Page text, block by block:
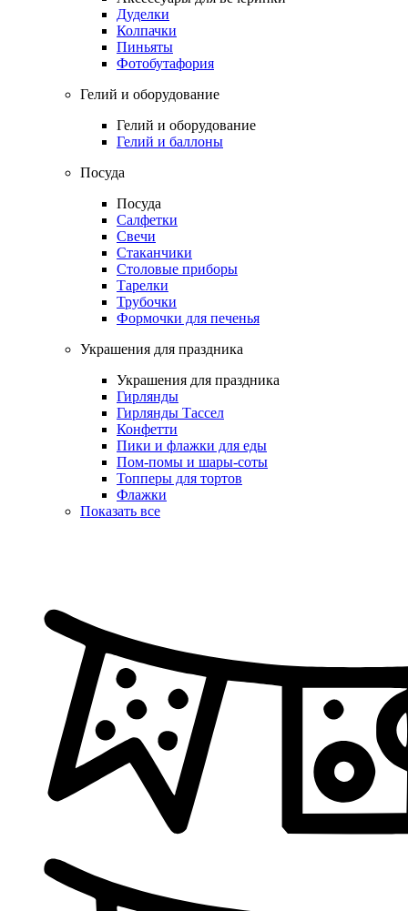
Дуделки
Колпачки
Пиньяты
Фотобутафория
Гелий и оборудование
Гелий и оборудование
Гелий и баллоны
Посуда
Посуда
Салфетки
Свечи
Стаканчики
Столовые приборы
Тарелки
Трубочки
Формочки для печенья
Украшения для праздника
Украшения для праздника
Гирлянды
Гирлянды Тассел
Конфетти
Пики и флажки для еды
Пом-помы и шары-соты
Топперы для тортов
Флажки
Показать все